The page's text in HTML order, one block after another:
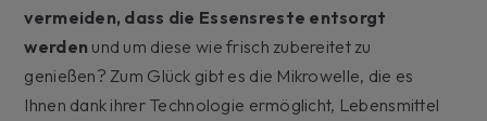
vermeiden, dass die Essensreste entsorgt
werden und um diese wie frisch zubereitet zu
genießen? Zum Glück gibt es die Mikrowelle, die es
Ihnen dank ihrer Technologie ermöglicht, Lebensmittel